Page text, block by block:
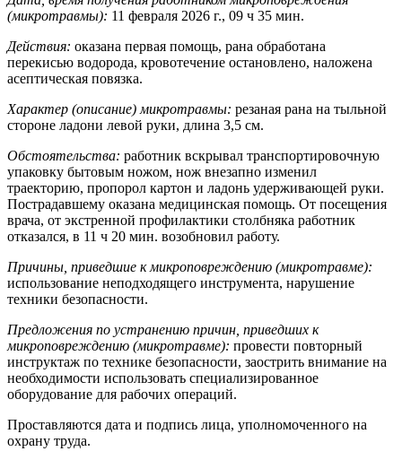
(микротравмы): 11 февраля 2026 г., 09 ч 35 мин.
Действия: оказана первая помощь, рана обработана
перекисью водорода, кровотечение остановлено, наложена
асептическая повязка.
Характер (описание) микротравмы: резаная рана на тыльной
стороне ладони левой руки, длина 3,5 см.
Обстоятельства: работник вскрывал транспортировочную
упаковку бытовым ножом, нож внезапно изменил
траекторию, пропорол картон и ладонь удерживающей руки.
Пострадавшему оказана медицинская помощь. От посещения
врача, от экстренной профилактики столбняка работник
отказался, в 11 ч 20 мин. возобновил работу.
Причины, приведшие к микроповреждению (микротравме):
использование неподходящего инструмента, нарушение
техники безопасности.
Предложения по устранению причин, приведших к
микроповреждению (микротравме): провести повторный
инструктаж по технике безопасности, заострить внимание на
необходимости использовать специализированное
оборудование для рабочих операций.
Проставляются дата и подпись лица, уполномоченного на
охрану труда.